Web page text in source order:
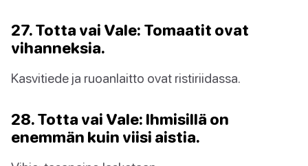
27. Totta vai Vale: Tomaatit ovat
vihanneksia.
Kasvitiede ja ruoanlaitto ovat ristiriidassa.
28. Totta vai Vale: Ihmisillä on
enemmän kuin viisi aistia.